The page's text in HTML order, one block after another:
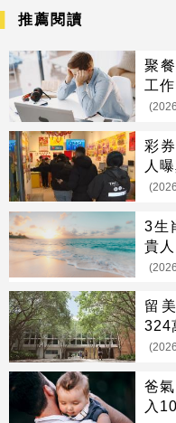
推薦閱讀
聚
工
彩
人
3生
貴
留
324
爸
入